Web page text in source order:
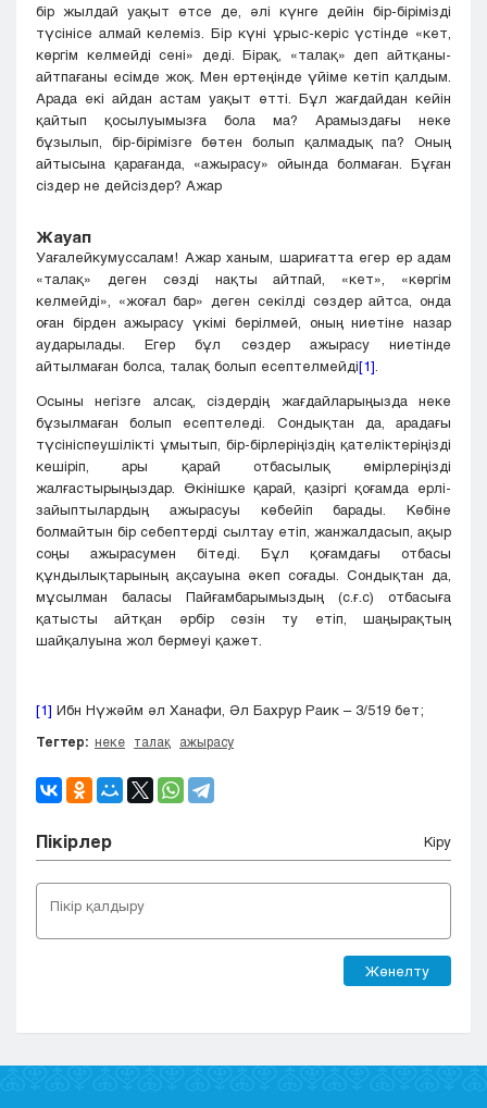
бір жылдай уақыт өтсе де, әлі күнге дейін бір-бірімізді
түсінісе алмай келеміз. Бір күні ұрыс-керіс үстінде «кет,
көргім келмейді сені» деді. Бірақ, «талақ» деп айтқаны-
айтпағаны есімде жоқ. Мен ертеңінде үйіме кетіп қалдым.
Арада екі айдан астам уақыт өтті. Бұл жағдайдан кейін
қайтып қосылуымызға бола ма? Арамыздағы неке
бұзылып, бір-бірімізге бөтен болып қалмадық па? Оның
айтысына қарағанда, «ажырасу» ойында болмаған. Бұған
сіздер не дейсіздер? Ажар
Жауап
Уағалейкумуссалам! Ажар ханым, шариғатта егер ер адам
«талақ» деген сөзді нақты айтпай, «кет», «көргім
келмейді», «жоғал бар» деген секілді сөздер айтса, онда
оған бірден ажырасу үкімі берілмей, оның ниетіне назар
аударылады. Егер бұл сөздер ажырасу ниетінде
айтылмаған болса, талақ болып есептелмейді[1]
Осыны негізге алсақ, сіздердің жағдайларыңызда неке
бұзылмаған болып есептеледі. Сондықтан да, арадағы
түсініспеушілікті ұмытып, бір-бірлеріңіздің қателіктеріңізді
кешіріп, ары қарай отбасылық өмірлеріңізді
жалғастырыңыздар. Өкінішке қарай, қазіргі қоғамда ерлі-
зайыптылардың ажырасуы көбейіп барады. Көбіне
болмайтын бір себептерді сылтау етіп, жанжалдасып, ақыр
соңы ажырасумен бітеді. Бұл қоғамдағы отбасы
құндылықтарының ақсауына әкеп соғады. Сондықтан да,
мұсылман баласы Пайғамбарымыздың (с.ғ.с) отбасыға
қатысты айтқан әрбір сөзін ту етіп, шаңырақтың
шайқалуына жол бермеуі қажет.
[1] Ибн Нүжәйм әл Ханафи, Әл Бахрур Раик – 3/519 бет;
Тегтер: неке талақ ажырасу
Пікірлер Кіру
Жөнелту